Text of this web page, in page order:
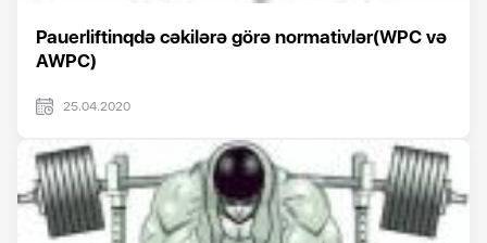
Pauerliftinqdə cəkilərə görə normativlər(WPC və
AWPC)
25.04.2020